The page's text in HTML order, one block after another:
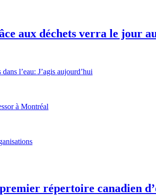
aux déchets verra le jour
l’eau: J’agis aujourd’hui
à Montréal
répertoire canadien